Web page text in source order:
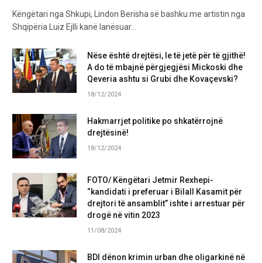
Këngëtari nga Shkupi, Lindon Berisha së bashku me artistin nga
Shqipëria Luiz Ejlli kanë lanësuar…
Nëse është drejtësi, le të jetë për të gjithë!
A do të mbajnë përgjegjësi Mickoski dhe
Qeveria ashtu si Grubi dhe Kovaçevski?
18/12/2024
Hakmarrjet politike po shkatërrojnë
drejtësinë!
18/12/2024
FOTO/ Këngëtari Jetmir Rexhepi-
“kandidati i preferuar i Bilall Kasamit për
drejtori të ansamblit” ishte i arrestuar për
drogë në vitin 2023
11/08/2024
BDI dënon krimin urban dhe oligarkinë në